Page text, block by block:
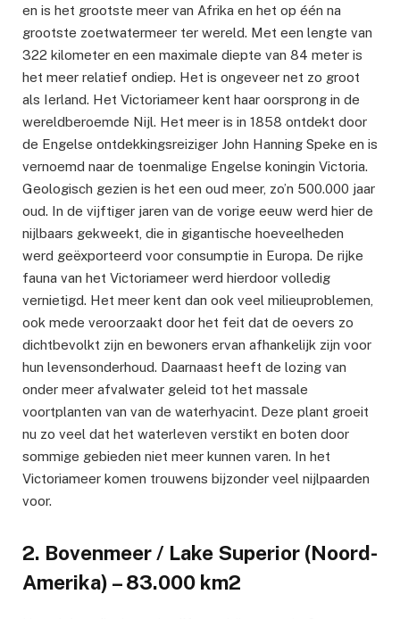
en is het grootste meer van Afrika en het op één na
grootste zoetwatermeer ter wereld. Met een lengte van
322 kilometer en een maximale diepte van 84 meter is
het meer relatief ondiep. Het is ongeveer net zo groot
als Ierland. Het Victoriameer kent haar oorsprong in de
wereldberoemde Nijl. Het meer is in 1858 ontdekt door
de Engelse ontdekkingsreiziger John Hanning Speke en is
vernoemd naar de toenmalige Engelse koningin Victoria.
Geologisch gezien is het een oud meer, zo’n 500.000 jaar
oud. In de vijftiger jaren van de vorige eeuw werd hier de
nijlbaars gekweekt, die in gigantische hoeveelheden
werd geëxporteerd voor consumptie in Europa. De rijke
fauna van het Victoriameer werd hierdoor volledig
vernietigd. Het meer kent dan ook veel milieuproblemen,
ook mede veroorzaakt door het feit dat de oevers zo
dichtbevolkt zijn en bewoners ervan afhankelijk zijn voor
hun levensonderhoud. Daarnaast heeft de lozing van
onder meer afvalwater geleid tot het massale
voortplanten van van de waterhyacint. Deze plant groeit
nu zo veel dat het waterleven verstikt en boten door
sommige gebieden niet meer kunnen varen. In het
Victoriameer komen trouwens bijzonder veel nijlpaarden
voor.
2. Bovenmeer / Lake Superior (Noord-
Amerika) – 83.000 km2